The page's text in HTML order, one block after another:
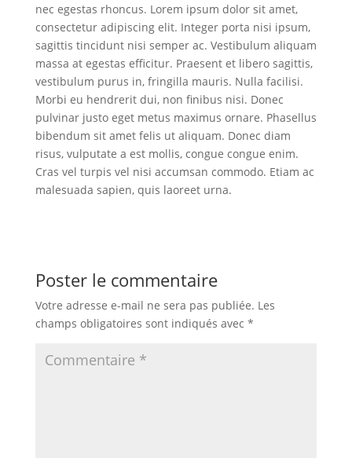
nec egestas rhoncus. Lorem ipsum dolor sit amet,
consectetur adipiscing elit. Integer porta nisi ipsum,
sagittis tincidunt nisi semper ac. Vestibulum aliquam
massa at egestas efficitur. Praesent et libero sagittis,
vestibulum purus in, fringilla mauris. Nulla facilisi.
Morbi eu hendrerit dui, non finibus nisi. Donec
pulvinar justo eget metus maximus ornare. Phasellus
bibendum sit amet felis ut aliquam. Donec diam
risus, vulputate a est mollis, congue congue enim.
Cras vel turpis vel nisi accumsan commodo. Etiam ac
malesuada sapien, quis laoreet urna.
Poster le commentaire
Votre adresse e-mail ne sera pas publiée. Les
champs obligatoires sont indiqués avec *